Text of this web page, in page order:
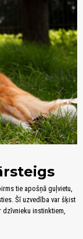
tie apošņā guļvietu,
Šī uzvedība var šķist
instinktiem,